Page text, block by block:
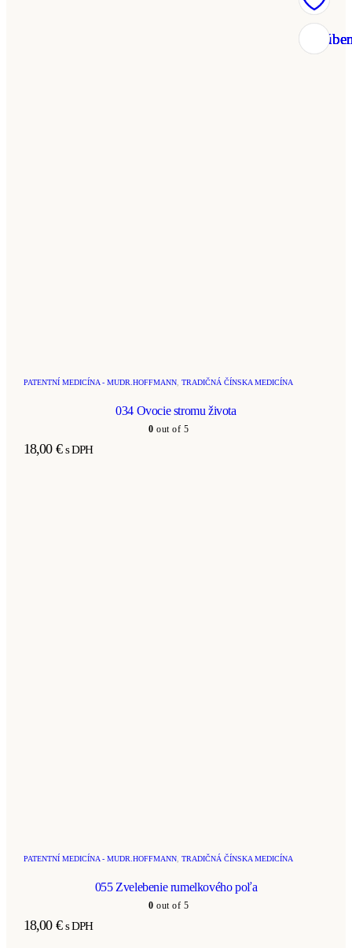
PATENTNÍ MEDICÍNA - MUDR.HOFFMANN TRADIČNÁ ČÍNSKA MEDICÍNA
034 Ovocie stromu života
0 out of 5
18,00 € s DPH
PATENTNÍ MEDICÍNA - MUDR.HOFFMANN TRADIČNÁ ČÍNSKA MEDICÍNA
055 Zvelebenie rumelkového poľa
0 out of 5
18,00 € s DPH